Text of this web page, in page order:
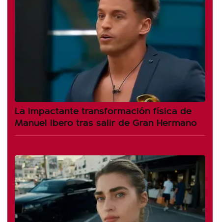
La impactante transformación física de
Manuel Ibero tras salir de Gran Hermano